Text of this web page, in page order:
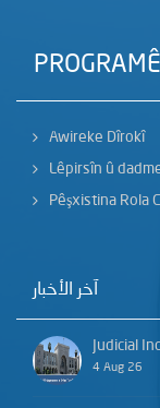
Awireke Dîrokî
Lêpirsîn û
Pêşxistina Rola
آخر الأخبار
Judicial
4 Aug 26